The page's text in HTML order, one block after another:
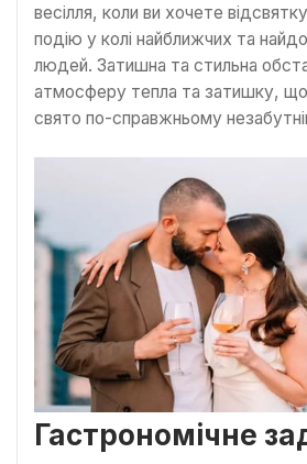
весілля, коли ви хочете
подію у колі найближчих та
людей. Затишна та стильна
атмосферу тепла та затишку,
свято по-справжньому
Гастрономічне